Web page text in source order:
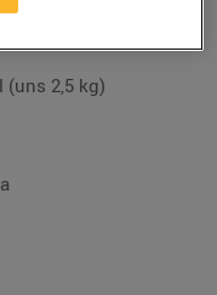
(uns 2,5 kg)